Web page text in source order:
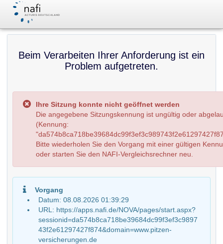
Beim Verarbeiten Ihrer Anforderung ist ein
Problem aufgetreten.
Ihre Sitzung konnte nicht geöffnet werden
Die angegebene Sitzungskennung ist ungültig oder
(Kennung:
Bitte wiederholen Sie den Vorgang mit einer gültigen
oder starten Sie den NAFI-Vergleichsrechner neu.
Vorgang
Datum: 08.08.2026 01:39:29
URL: https://apps.nafi.de/NOVA/pages/start.aspx?
sessionid=da574b8ca718be39684dc99f3ef3c9897
43f2e61297427f874&domain=www.pitzen-
versicherungen.de